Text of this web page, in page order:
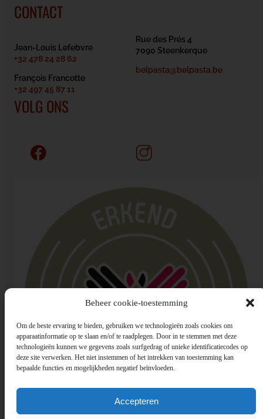
Beheer cookie-toestemming
Om de beste ervaring te bieden, gebruiken we technologieën zoals cookies om
apparaatinformatie op te slaan en/of te raadplegen. Door in te stemmen met deze
technologieën kunnen we gegevens zoals surfgedrag of unieke identificatiecodes op
deze site verwerken. Het niet instemmen of het intrekken van toestemming kan
bepaalde functies en mogelijkheden negatief beïnvloeden.
Accepteren
CONTACT
Jean-Louis Lefebvre
+32 478 24 28 62
François Francotte
+32 497 45 87 11
Rue des Prés 4
7090 Steenkerque
belpasta@belpasta.be
VOLG ONS